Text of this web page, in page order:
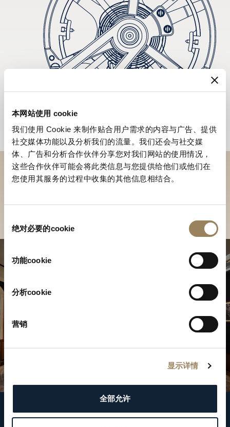
本网站使用 cookie
我们使用 Cookie 来制作贴合用户需求的内容与广告、提供
社交媒体功能以及分析我们的流量。我们还会与社交媒
体、广告和分析合作伙伴分享您对我们网站的使用情况，
这些合作伙伴可能会将此类信息与您提供给他们或他们在
您使用其服务的过程中收集的其他信息相结合。
绝对必要的cookie
功能cookie
分析cookie
营销
显示详情
全部允许
於專賣店探索品牌系列作品
尋找專賣店
關注我們